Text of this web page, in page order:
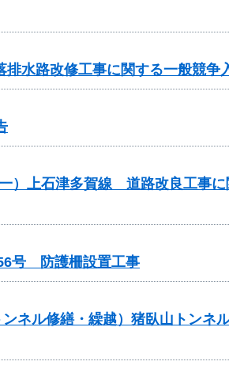
排水路改修工事に関する一般競争
）上石津多賀線 道路改良工事に
号 防護柵設置工事
ネル修繕・繰越）猪臥山トンネ